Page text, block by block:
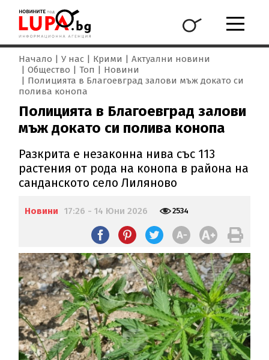
Начало У нас Крими
Актуални новини
Общество
Топ
Новини
Полицията в Благоевград залови мъж докато си
полива конопа
Полицията в Благоевград залови
мъж докато си полива конопа
Разкрита е незаконна нива със 113
растения от рода на конопа в района на
санданското село Лиляново
Новини 17:26 - 14 Юни 2026 2534